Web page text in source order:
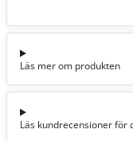
Läs mer om produkten
Läs kundrecensioner för